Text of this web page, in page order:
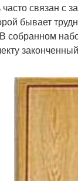
связан с
бывает
собранном